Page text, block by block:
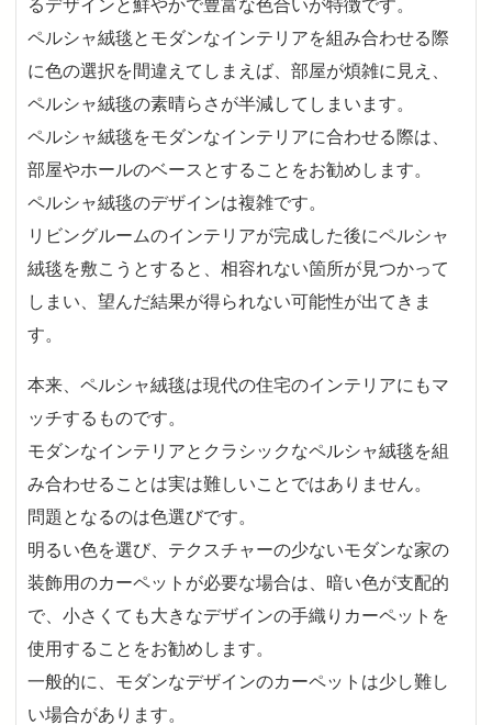
るデザインと鮮やかで豊富な色合いが特徴です。
ペルシャ絨毯とモダンなインテリアを組み合わせる際
に色の選択を間違えてしまえば、部屋が煩雑に見え、
ペルシャ絨毯の素晴らさが半減してしまいます。
ペルシャ絨毯をモダンなインテリアに合わせる際は、
部屋やホールのベースとすることをお勧めします。
ペルシャ絨毯のデザインは複雑です。
リビングルームのインテリアが完成した後にペルシャ
絨毯を敷こうとすると、相容れない箇所が見つかって
しまい、望んだ結果が得られない可能性が出てきま
す。
本来、ペルシャ絨毯は現代の住宅のインテリアにもマ
ッチするものです。
モダンなインテリアとクラシックなペルシャ絨毯を組
み合わせることは実は難しいことではありません。
問題となるのは色選びです。
明るい色を選び、テクスチャーの少ないモダンな家の
装飾用のカーペットが必要な場合は、暗い色が支配的
で、小さくても大きなデザインの手織りカーペットを
使用することをお勧めします。
一般的に、モダンなデザインのカーペットは少し難し
い場合があります。